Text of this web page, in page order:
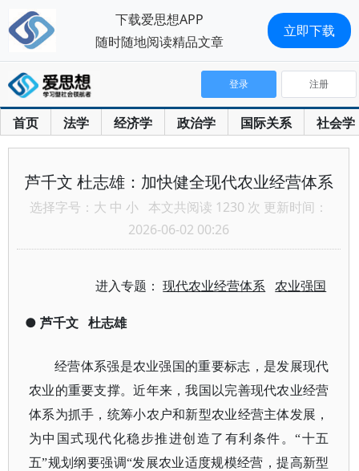
首页 法学 经济学 政治学 国际关系 社会学
登录 注册
芦千文 杜志雄：加快健全现代农业经营体系
选择字号： 大 中 小 本文共阅读 1230 次 更新时间：
2026-06-02 00:26
进入专题：现代农业经营体系 农业强国
● 芦千文 杜志雄
经营体系强是农业强国的重要标志，是发展现代
农业的重要支撑。近年来，我国以完善现代农业经营
体系为抓手，统筹小农户和新型农业经营主体发展，
为中国式现代化稳步推进创造了有利条件。“十五
五”规划纲要强调“发展农业适度规模经营，提高新型
下载爱思想APP
随时随地阅读精品文章
立即下载